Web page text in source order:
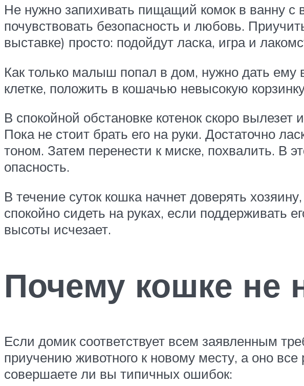
Не нужно запихивать пищащий комок в ванну с
почувствовать безопасность и любовь.
выставке) просто: подойдут ласка, игра и
Как только малыш попал в дом, нужно дать ему
клетке, положить в кошачью невысокую
В спокойной обстановке котенок скоро
Пока не стоит брать его на руки. Достаточно
тоном. Затем перенести к миске, похвалить. В
опасность.
В течение суток кошка начнет доверять
спокойно сидеть на руках, если поддерживать
высоты исчезает.
Почему кошке не
Если домик соответствует всем заявленным
приучению животного к новому месту, а оно
совершаете ли вы типичных ошибок: